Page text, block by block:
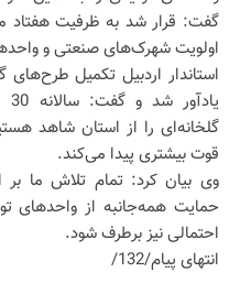
گفت: قرار شد به ظرفیت هفتاد
اولویت شهرک‌های صنعتی و
استاندار اردبیل تکمیل
گلخانه‌ای را از استان شاهد
قوت بیشتری پیدا می‌کند.
وی بیان کرد: تمام تلاش ما
حمایت همه‌جانبه از واحدهای
احتمالی نیز برطرف شود.
انتهای پیام/132/